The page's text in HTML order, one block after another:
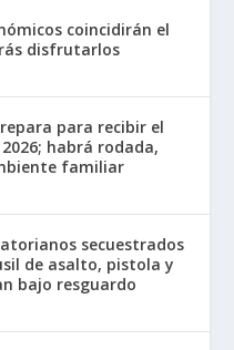
coincidirán el
disfrutarlos
para recibir el
habrá rodada,
familiar
secuestrados
de asalto, pistola y
bajo resguardo